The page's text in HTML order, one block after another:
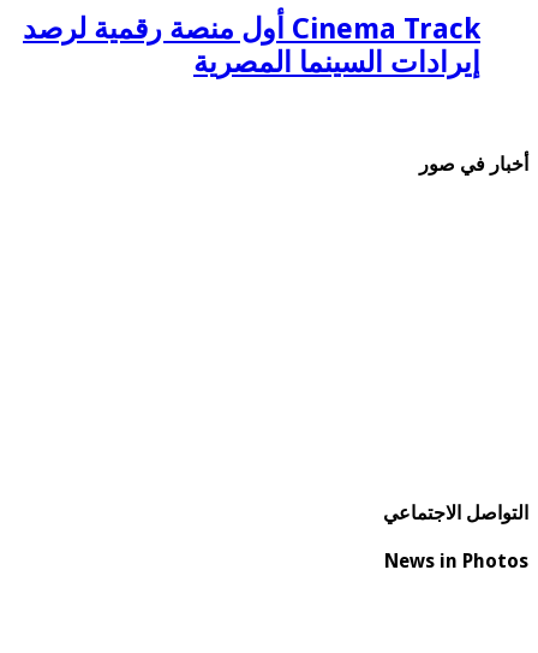
Cinema Track أول منصة رقمية لرصد
إيرادات السينما المصرية
أخبار في صور
التواصل الاجتماعي
News in Photos